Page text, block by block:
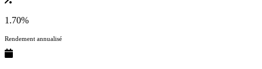
1.70%
Rendement annualisé